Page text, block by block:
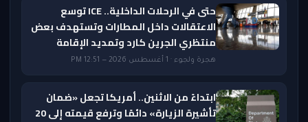
حتى في الرحلات الداخلية.. ICE توسع
الاعتقالات داخل المطارات وتستهدف بعض
منتظري الجرين كارد وتمديد الإقامة
هجرة ولجوء · 1 أغسطس 2026 — 12:51 PM
ابتداءً من الاثنين.. أمريكا تجعل «ضمان
تأشيرة الزيارة» دائمًا وترفع قيمته إلى 20